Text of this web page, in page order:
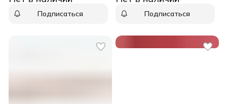
Подписаться Подписаться